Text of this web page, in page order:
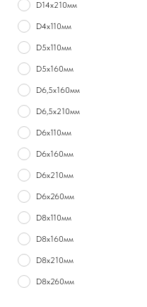
D14х210мм
D4х110мм
D5х110мм
D5х160мм
D6,5х160мм
D6,5х210мм
D6х110мм
D6х160мм
D6х210мм
D6х260мм
D8х110мм
D8х160мм
D8х210мм
D8х260мм